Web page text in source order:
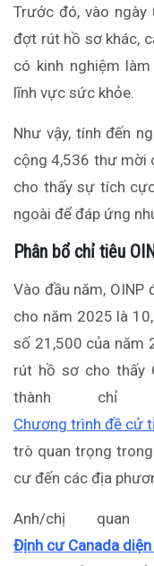
Trước đó, vào ngày
đợt rút hồ sơ khác,
có kinh nghiệm
lĩnh vực sức khỏe.
Như vậy, tính đến
cộng 4,536 thư mời
cho thấy sự tích
ngoài để đáp ứng
Phân bổ chỉ tiêu
Vào đầu năm,
cho năm 2025 là
số 21,500 của năm
rút hồ sơ cho thấy
thành
Chương trình đề cử
trò quan trọng
cư đến các địa
Anh/chị
Định cư Canada diện